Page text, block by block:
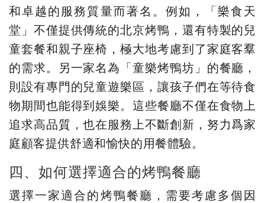
和卓越的服務質量而著名。例如，「樂食天
堂」不僅提供傳統的北京烤鴨，還有特製的兒
童套餐和親子座椅，極大地考慮到了家庭客羣
的需求。另一家名為「童樂烤鴨坊」的餐廳，
則設有專門的兒童遊樂區，讓孩子們在等待食
物期間也能得到娛樂。這些餐廳不僅在食物上
追求高品質，也在服務上不斷創新，努力爲家
庭顧客提供舒適和愉快的用餐體驗。
四、如何選擇適合的烤鴨餐廳
選擇一家適合的烤鴨餐廳，需要考慮多個因